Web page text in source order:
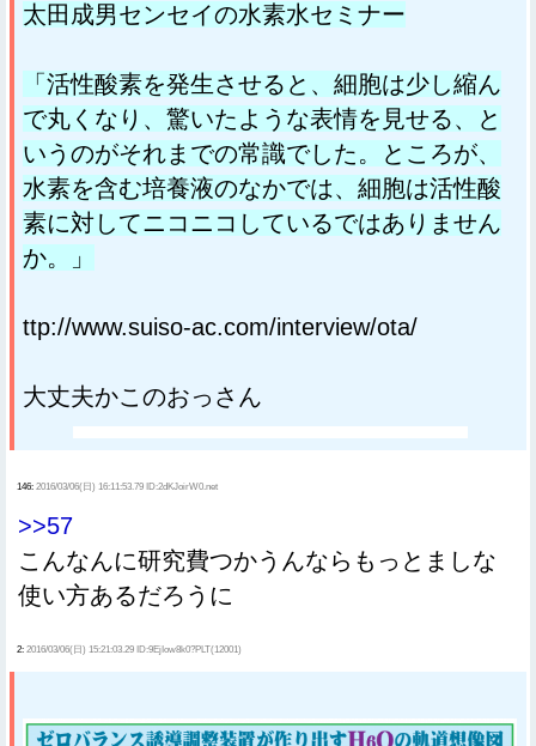
太田成男センセイの水素水セミナー
「活性酸素を発生させると、細胞は少し縮ん
で丸くなり、驚いたような表情を見せる、と
いうのがそれまでの常識でした。ところが、
水素を含む培養液のなかでは、細胞は活性酸
素に対してニコニコしているではありません
か。」
ttp://www.suiso-ac.com/interview/ota/
大丈夫かこのおっさん
146: 2016/03/06(日) 16:11:53.79 ID:2dKJoirW0.net
>>57
こんなんに研究費つかうんならもっとましな
使い方あるだろうに
2: 2016/03/06(日) 15:21:03.29 ID:9EjIow8k0?PLT(12001)